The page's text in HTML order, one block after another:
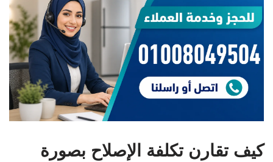
كيف تقارن تكلفة الإصلاح بصورة